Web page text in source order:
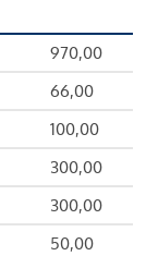
970,00
66,00
100,00
300,00
300,00
50,00